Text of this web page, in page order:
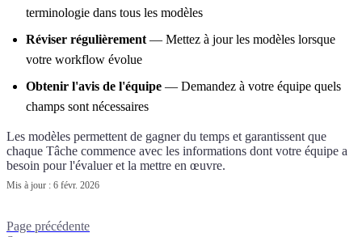
terminologie dans tous les modèles
Réviser régulièrement — Mettez à jour les modèles lorsque
votre workflow évolue
Obtenir l'avis de l'équipe — Demandez à votre équipe quels
champs sont nécessaires
Les modèles permettent de gagner du temps et garantissent que
chaque Tâche commence avec les informations dont votre équipe a
besoin pour l'évaluer et la mettre en œuvre.
Mis à jour : 6 févr. 2026
Page précédente